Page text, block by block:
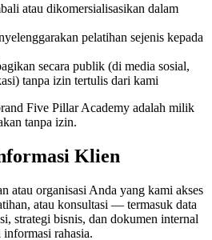
atau dikomersialisasikan dalam
pelatihan sejenis kepada
secara publik (di media sosial,
tanpa izin tertulis dari kami
Five Pillar Academy adalah milik
tanpa izin.
Klien
atau organisasi Anda yang kami akses
atau konsultasi — termasuk data
strategi bisnis, dan dokumen internal
rahasia.